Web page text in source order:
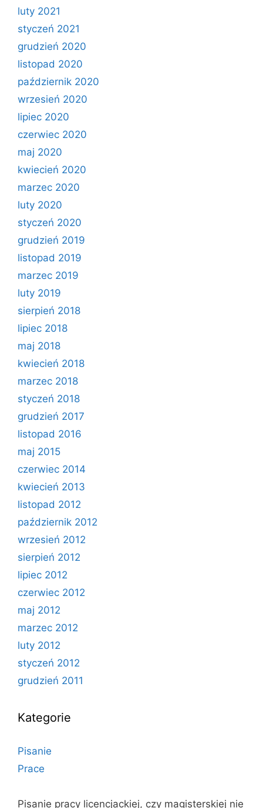
luty 2021
styczeń 2021
grudzień 2020
listopad 2020
październik 2020
wrzesień 2020
lipiec 2020
czerwiec 2020
maj 2020
kwiecień 2020
marzec 2020
luty 2020
styczeń 2020
grudzień 2019
listopad 2019
marzec 2019
luty 2019
sierpień 2018
lipiec 2018
maj 2018
kwiecień 2018
marzec 2018
styczeń 2018
grudzień 2017
listopad 2016
maj 2015
czerwiec 2014
kwiecień 2013
listopad 2012
październik 2012
wrzesień 2012
sierpień 2012
lipiec 2012
czerwiec 2012
maj 2012
marzec 2012
luty 2012
styczeń 2012
grudzień 2011
Kategorie
Pisanie
Prace
Pisanie pracy licencjackiej, czy magisterskiej nie